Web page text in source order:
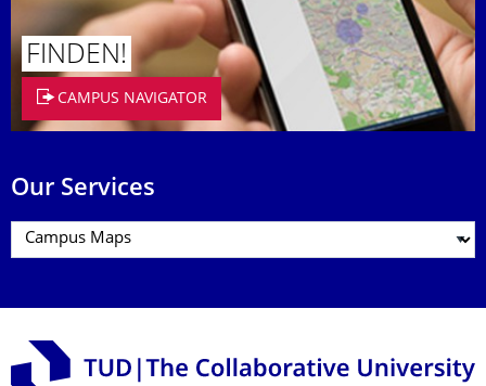
FINDEN!
CAMPUS NAVIGATOR
Our Services